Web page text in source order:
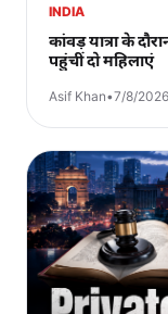
INDIA
कांवड़ यात्रा के
पहुंचीं दो महिलाएं
Asif Khan•7/8/2026